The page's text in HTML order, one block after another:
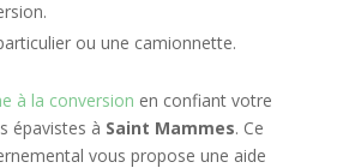
ou une camionnette.
à la conversion en confiant votre
épavistes à Saint Mammes. Ce
vous propose une aide